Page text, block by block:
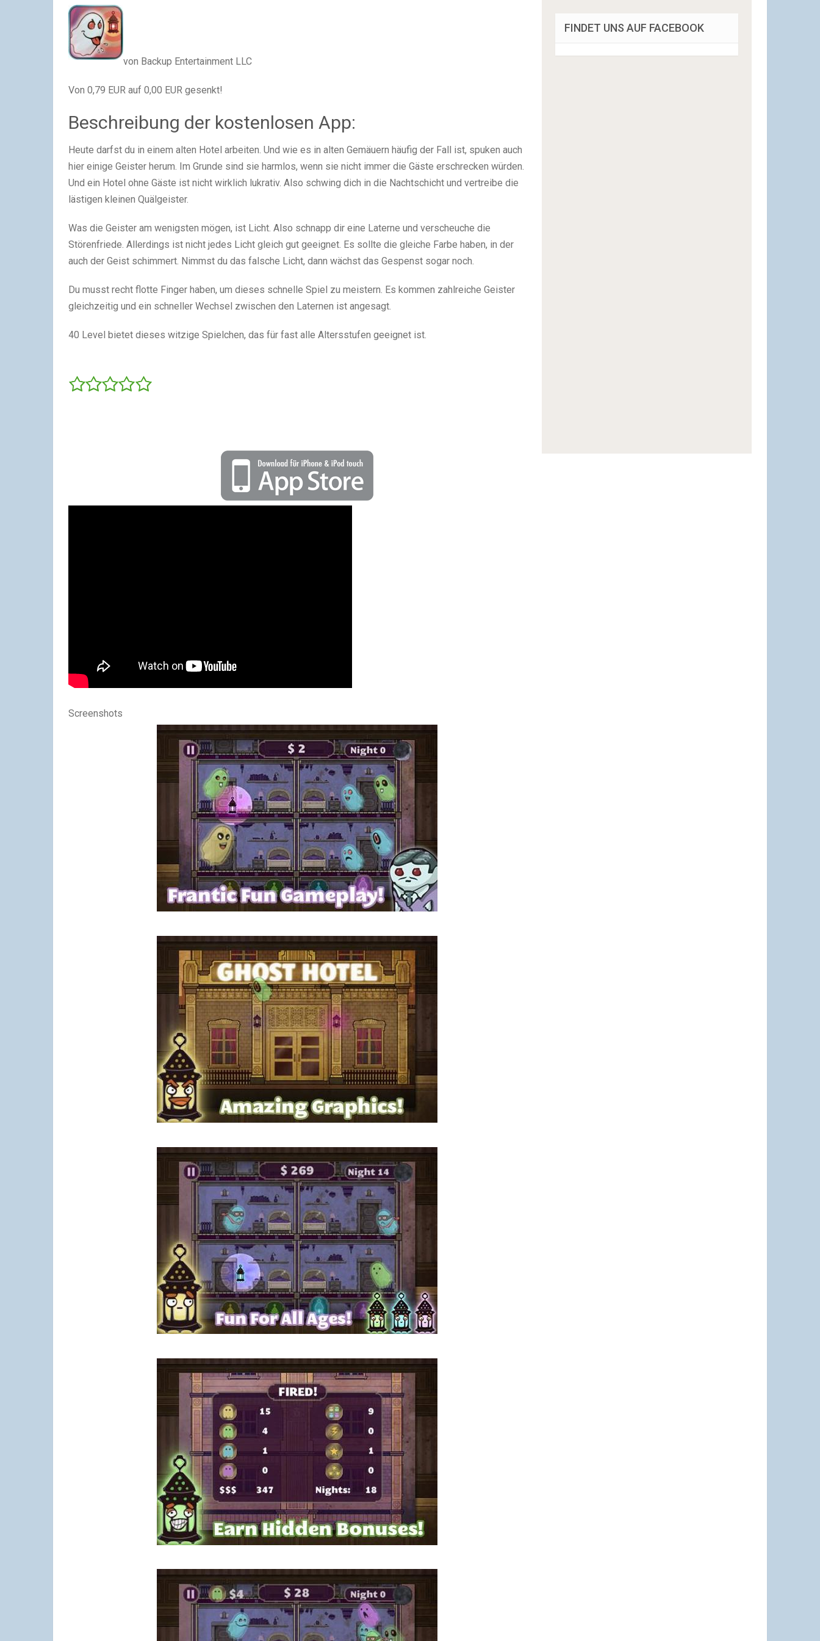
von Backup Entertainment LLC
Von 0,79 EUR auf 0,00 EUR gesenkt!
Beschreibung der kostenlosen App:
Heute darfst du in einem alten Hotel arbeiten. Und wie es in alten Gemäuern häufig der Fall ist, spuken auch
hier einige Geister herum. Im Grunde sind sie harmlos, wenn sie nicht immer die Gäste erschrecken würden.
Und ein Hotel ohne Gäste ist nicht wirklich lukrativ. Also schwing dich in die Nachtschicht und vertreibe die
lästigen kleinen Quälgeister.
Was die Geister am wenigsten mögen, ist Licht. Also schnapp dir eine Laterne und verscheuche die
Störenfriede. Allerdings ist nicht jedes Licht gleich gut geeignet. Es sollte die gleiche Farbe haben, in der
auch der Geist schimmert. Nimmst du das falsche Licht, dann wächst das Gespenst sogar noch.
Du musst recht flotte Finger haben, um dieses schnelle Spiel zu meistern. Es kommen zahlreiche Geister
gleichzeitig und ein schneller Wechsel zwischen den Laternen ist angesagt.
40 Level bietet dieses witzige Spielchen, das für fast alle Altersstufen geeignet ist.
Screenshots
FINDET UNS AUF FACEBOOK